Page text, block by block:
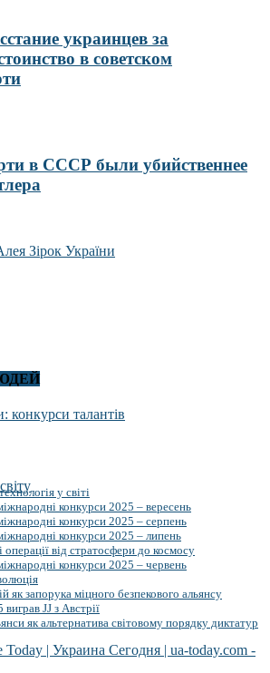
украинцев за
в советском
в СССР были убийственнее
Зірок України
у світі
конкурси 2025 – вересень
конкурси 2025 – серпень
конкурси 2025 – липень
операції від стратосфери до космосу
конкурси 2025 – червень
як запорука міцного безпекового альянсу
JJ з Австрії
як альтернатива світовому порядку диктатур